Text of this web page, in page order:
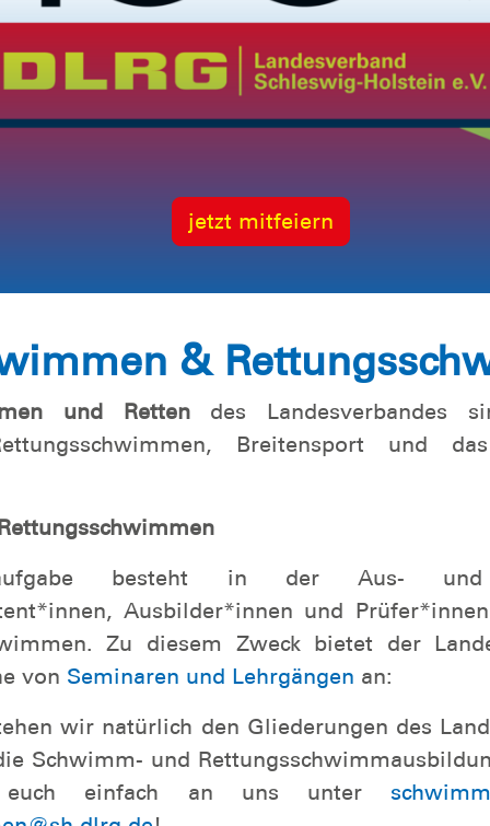
jetzt mitfeiern
&
und Rettendes Landesverbandes
Breitensport und
besteht in der Aus-
Ausbilder*innen und